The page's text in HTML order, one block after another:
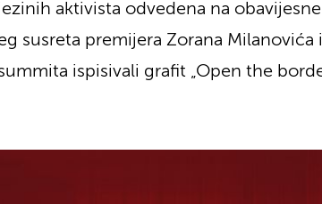
aktivista odvedena na obavijesne
susreta premijera Zorana Milanovića i
ispisivali grafit „Open the